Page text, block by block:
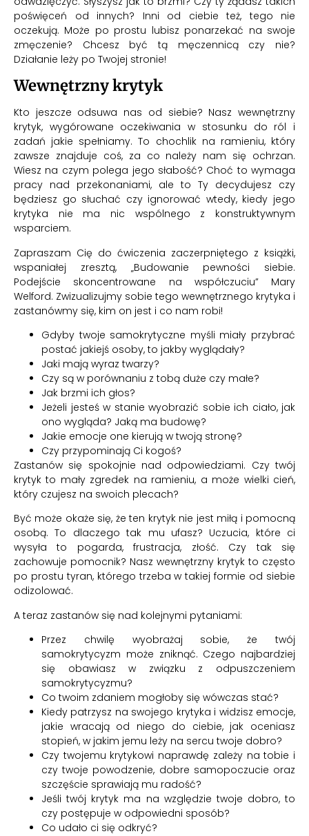
poświęceń od innych? Inni od ciebie też, tego nie
oczekują. Może po prostu lubisz ponarzekać na swoje
zmęczenie? Chcesz być tą męczennicą czy nie?
Działanie leży po Twojej stronie!
Wewnętrzny krytyk
Kto jeszcze odsuwa nas od siebie? Nasz wewnętrzny
krytyk, wygórowane oczekiwania w stosunku do ról i
zadań jakie spełniamy. To chochlik na ramieniu, który
zawsze znajduje coś, za co należy nam się ochrzan.
Wiesz na czym polega jego słabość? Choć to wymaga
pracy nad przekonaniami, ale to Ty decydujesz czy
będziesz go słuchać czy ignorować wtedy, kiedy jego
krytyka nie ma nic wspólnego z konstruktywnym
wsparciem.
Zapraszam Cię do ćwiczenia zaczerpniętego z książki,
wspaniałej zresztą, „Budowanie pewności siebie.
Podejście skoncentrowane na współczuciu” Mary
Welford. Zwizualizujmy sobie tego wewnętrznego krytyka i
zastanówmy się, kim on jest i co nam robi!
Gdyby twoje samokrytyczne myśli miały przybrać
postać jakiejś osoby, to jakby wyglądały?
Jaki mają wyraz twarzy?
Czy są w porównaniu z tobą duże czy małe?
Jak brzmi ich głos?
Jeżeli jesteś w stanie wyobrazić sobie ich ciało, jak
ono wygląda? Jaką ma budowę?
Jakie emocje one kierują w twoją stronę?
Czy przypominają Ci kogoś?
Zastanów się spokojnie nad odpowiedziami. Czy twój
krytyk to mały zgredek na ramieniu, a może wielki cień,
który czujesz na swoich plecach?
Być może okaże się, że ten krytyk nie jest miłą i pomocną
osobą. To dlaczego tak mu ufasz? Uczucia, które ci
wysyła to pogarda, frustracja, złość. Czy tak się
zachowuje pomocnik? Nasz wewnętrzny krytyk to często
po prostu tyran, którego trzeba w takiej formie od siebie
odizolować.
A teraz zastanów się nad kolejnymi pytaniami:
Przez chwilę wyobrażaj sobie, że twój
samokrytycyzm może zniknąć. Czego najbardziej
się obawiasz w związku z odpuszczeniem
samokrytycyzmu?
Co twoim zdaniem mogłoby się wówczas stać?
Kiedy patrzysz na swojego krytyka i widzisz emocje,
jakie wracają od niego do ciebie, jak oceniasz
stopień, w jakim jemu leży na sercu twoje dobro?
Czy twojemu krytykowi naprawdę zależy na tobie i
czy twoje powodzenie, dobre samopoczucie oraz
szczęście sprawiają mu radość?
Jeśli twój krytyk ma na względzie twoje dobro, to
czy postępuje w odpowiedni sposób?
Co udało ci się odkryć?